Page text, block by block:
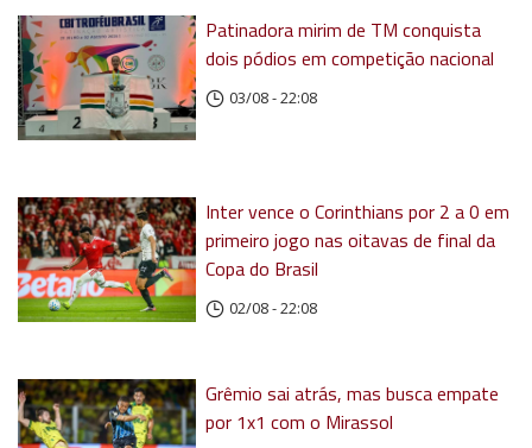
Patinadora mirim de TM conquista
dois pódios em competição nacional
03/08 - 22:08
Inter vence o Corinthians por 2 a 0 em
primeiro jogo nas oitavas de final da
Copa do Brasil
02/08 - 22:08
Grêmio sai atrás, mas busca empate
por 1x1 com o Mirassol